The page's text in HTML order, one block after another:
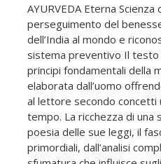
AYURVEDA Eterna
perseguimento del
dell’India al mondo e
sistema preventivo Il testo ripercorre e semplifica i
principi fondamentali della
elaborata dall’uomo
al lettore secondo concetti
tempo. La ricchezza di una
poesia delle sue leggi, il
primordiali, dall’analisi